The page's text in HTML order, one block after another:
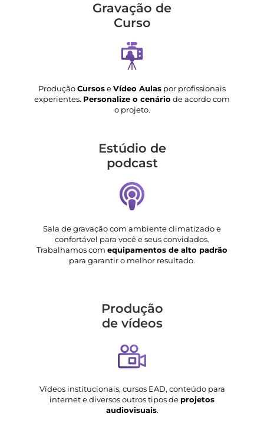
Gravação de
Curso
ProduçãoCursoseVídeo Aulas por profissionais
experientes. Personalize o cenário de acordo com
o projeto.
Estúdio de
podcast
Sala de gravação com ambiente climatizado e
confortável para você e seus convidados.
Trabalhamos com equipamentos de alto padrão
para garantir o melhor resultado.
Produção
de vídeos
Vídeos institucionais, cursos EAD, conteúdo para
internet e diversos outros tipos de projetos
audiovisuais.